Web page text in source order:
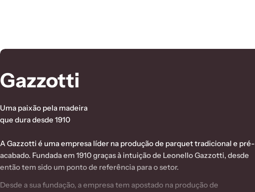
C
o
l
l
e
Gazzotti
Uma paixão pela madeira
que dura desde 1910
A Gazzotti é uma empresa líder na produção de parquet tradicional e pré-
acabado. Fundada em 1910 graças à intuição de Leonello Gazzotti, desde
então tem sido um ponto de referência para o setor.
Desde a sua fundação, a empresa tem apostado na produção de